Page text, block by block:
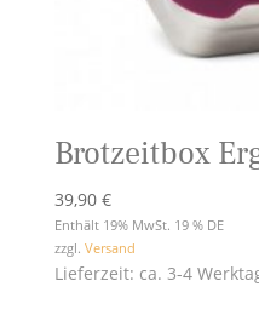
Brotzeitbox
39,90 €
Enthält 19% MwSt. 19 % DE
zzgl. Versand
Lieferzeit: ca. 3-4